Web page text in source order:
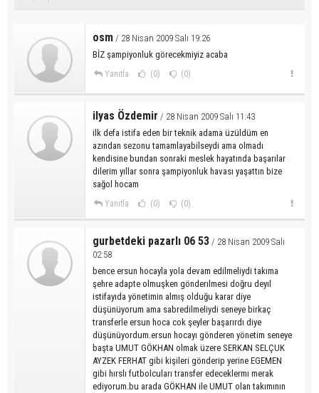
osm / 28 Nisan 2009 Salı 19:26
BİZ şampiyonluk görecekmiyiz acaba
Yanıtla (0) (0)
ilyas Özdemir / 28 Nisan 2009 Salı 11:43
ilk defa istifa eden bir teknik adama üzüldüm en
azından sezonu tamamlayabilseydi ama olmadı
kendisine bundan sonraki meslek hayatında başarılar
dilerim yıllar sonra şampiyonluk havası yaşattın bize
sağol hocam
Yanıtla (0) (0)
gurbetdeki pazarlı 06 53 / 28 Nisan 2009 Salı
02:58
bence ersun hocayla yola devam edilmeliydi takıma
şehre adapte olmuşken gönderılmesi doğru deyıl
istifayıda yönetimin almış olduğu karar diye
düşünüyorum ama sabredilmeliydi seneye birkaç
transferle ersun hoca cok şeyler başarırdı diye
düşünüyordum.ersun hocayı gönderen yönetim seneye
başta UMUT GÖKHAN olmak üzere SERKAN SELÇUK
AYZEK FERHAT gibi kişileri gönderip yerine EGEMEN
gibi hırslı futbolcuları transfer edeceklermı merak
ediyorum.bu arada GÖKHAN ile UMUT olan takımının